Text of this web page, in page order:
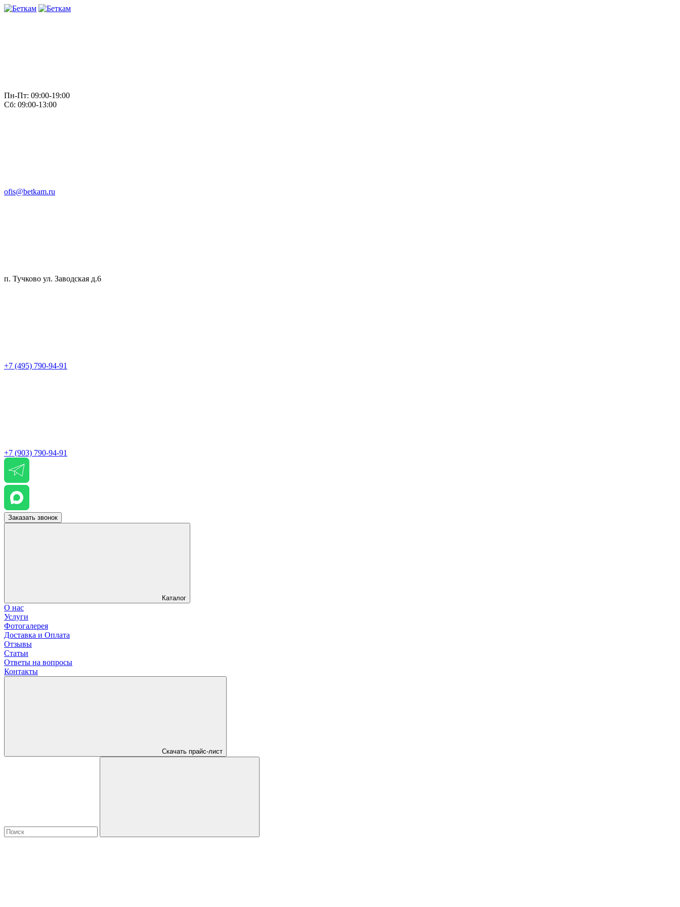
Пн-Пт: 09:00-19:00
Сб: 09:00-13:00
ofis@betkam.ru
п. Тучково ул. Заводская д.6
+7 (495) 790-94-91
+7 (903) 790-94-91
Заказать звонок
Каталог
О нас
Услуги
Фотогалерея
Доставка и Оплата
Отзывы
Статьи
Ответы на вопросы
Контакты
Скачать прайс-лист